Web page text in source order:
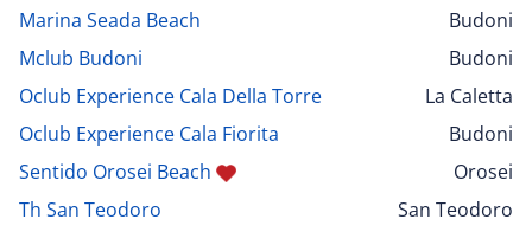
Marina Seada Beach
Budoni
Mclub Budoni
Budoni
Oclub Experience Cala Della Torre
La Caletta
Oclub Experience Cala Fiorita
Budoni
Sentido Orosei Beach
Orosei
Th San Teodoro
San Teodoro